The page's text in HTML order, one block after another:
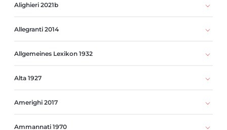
Alighieri 2021b
Allegranti 2014
Allgemeines Lexikon 1932
Alta 1927
Amerighi 2017
Ammannati 1970